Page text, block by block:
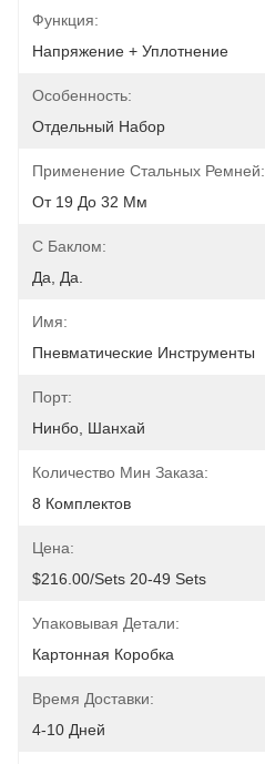
Функция:
Напряжение + Уплотнение
Особенность:
Отдельный Набор
Применение Стальных Ремней:
От 19 До 32 Мм
С Баклом:
Да, Да.
Имя:
Пневматические Инструменты
Порт:
Нинбо, Шанхай
Количество Мин Заказа:
8 Комплектов
Цена:
$216.00/sets 20-49 Sets
Упаковывая Детали:
Картонная Коробка
Время Доставки:
4-10 Дней